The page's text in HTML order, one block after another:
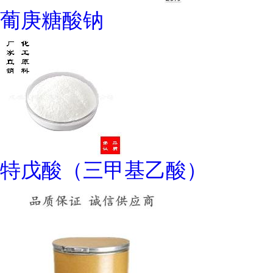
葡庚糖酸钠
特戊酸（三甲基乙酸）